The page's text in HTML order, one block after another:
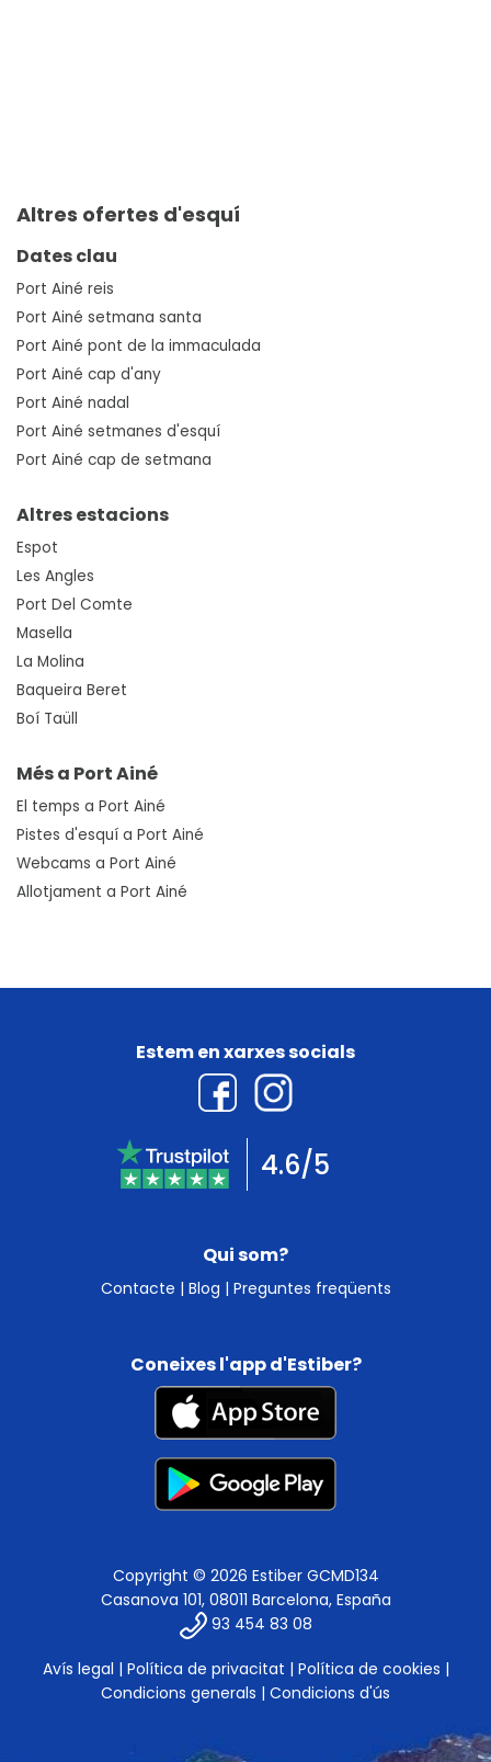
Altres ofertes d'esquí
Dates clau
Port Ainé reis
Port Ainé setmana santa
Port Ainé pont de la immaculada
Port Ainé cap d'any
Port Ainé nadal
Port Ainé setmanes d'esquí
Port Ainé cap de setmana
Altres estacions
Espot
Les Angles
Port Del Comte
Masella
La Molina
Baqueira Beret
Boí Taüll
Més a Port Ainé
El temps a Port Ainé
Pistes d'esquí a Port Ainé
Webcams a Port Ainé
Allotjament a Port Ainé
Qui som?
Contacte | Blog | Preguntes freqüents
Estem en xarxes socials
4.6/5
Coneixes l'app d'Estiber?
Copyright © 2026 Estiber GCMD134
Casanova 101, 08011 Barcelona, España
93 454 83 08
Avís legal | Política de privacitat | Política de cookies |
Condicions generals | Condicions d'ús